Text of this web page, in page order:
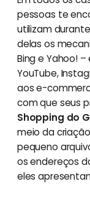
pessoas te
utilizam
delas os
Bing e Yahoo!
YouTube,
aos e-
com que seus
Shopping do
meio da
pequeno
os endereços
eles